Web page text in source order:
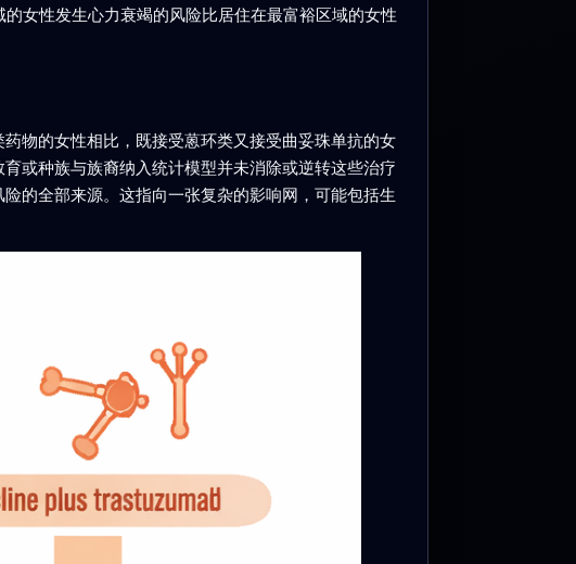
女性发生心力衰竭的风险比居住在最富裕区域的女性
物的女性相比，既接受蒽环类又接受曲妥珠单抗的女
或种族与族裔纳入统计模型并未消除或逆转这些治疗
的全部来源。这指向一张复杂的影响网，可能包括生